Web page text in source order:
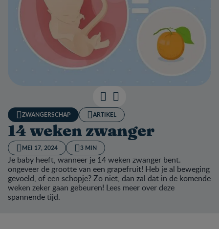
ZWANGERSCHAP ARTIKEL
14 weken zwanger
MEI 17, 2024 3 MIN
Je baby heeft, wanneer je 14 weken zwanger bent.
ongeveer de grootte van een grapefruit! Heb je al beweging
gevoeld, of een schopje? Zo niet, dan zal dat in de komende
weken zeker gaan gebeuren! Lees meer over deze
spannende tijd.